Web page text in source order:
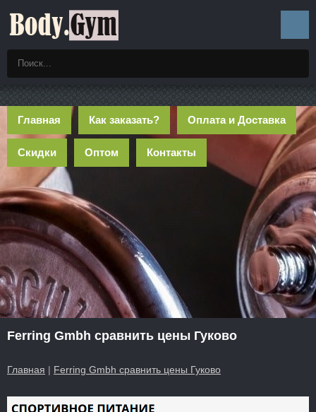
Главная Как заказать? Оплата и Доставка
Скидки Оптом Контакты
Ferring Gmbh сравнить цены Гуково
Главная | Ferring Gmbh сравнить цены Гуково